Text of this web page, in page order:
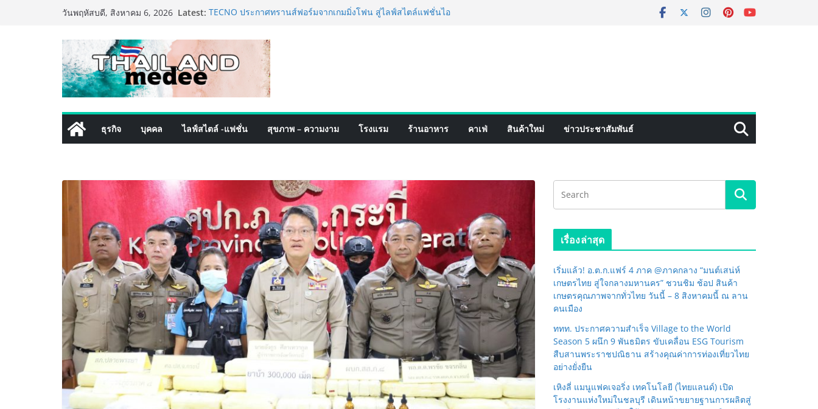
วันพฤหัสบดี, สิงหาคม 6, 2026 Latest: TECNO ประกาศทรานส์ฟอร์มจากเกมมิ่งโฟน สู่ไลฟ์สไตล์แฟชั่นไอ
ครั้งแรกของอุตสาหกรรมสีไทย นิปปอนเพนต์ผนึก 6 พันธมิตรโม
เดิร์นเทรดชั้นนำ นำร่องเปิดตัว “NIPPON PAINT WORRY FREE”
โปรแกรมดูแลคุณภาพฟิล์มสีหลังการขาย ยกระดับความมั่นใจ
ลูกค้าด้วยผลิตภัณฑ์คุณภาพและบริการหลังการขายที่ครบวงจร
เริ่มแล้ว! อ.ต.ก.แฟร์ 4 ภาค @ภาคกลาง “มนต์เสน่ห์เกษตรไทย สู่
ใจกลางมหานคร” ชวนชิม ช้อป สินค้าเกษตรคุณภาพจากทั่ว
ไทย วันนี้ – 8 สิงหาคมนี้ ณ ลานคนเมือง
ททท. ประกาศความสำเร็จ Village to the World Season 5 ผนึก 9
พันธมิตร ขับเคลื่อน ESG Tourism สืบสานพระราชปณิธาน สร้าง
ในชลบุรี เดินหน้าขยายฐานการผลิตสู่เอเชียตะวันออกเฉียงใต้
เสริมแกร่งยุทธศาสตร์ระดับโลก
ธุรกิจ บุคคล ไลฟ์สไตล์ -แฟชั่น สุขภาพ – ความงาม โรงแรม ร้านอาหาร คาเฟ่ สินค้าใหม่ ข่าวประชาสัมพันธ์
เรื่องล่าสุด
เริ่มแล้ว! อ.ต.ก.แฟร์ 4 ภาค @ภาคกลาง “มนต์เสน่ห์
เกษตรไทย สู่ใจกลางมหานคร” ชวนชิม ช้อป สินค้า
เกษตรคุณภาพจากทั่วไทย วันนี้ – 8 สิงหาคมนี้ ณ ลาน
คนเมือง
ททท. ประกาศความสำเร็จ Village to the World
Season 5 ผนึก 9 พันธมิตร ขับเคลื่อน ESG Tourism
สืบสานพระราชปณิธาน สร้างคุณค่าการท่องเที่ยวไทย
อย่างยั่งยืน
เหิงลี่ แมนูแฟคเจอริ่ง เทคโนโลยี (ไทยแลนด์) เปิด
โรงงานแห่งใหม่ในชลบุรี เดินหน้าขยายฐานการผลิตสู่